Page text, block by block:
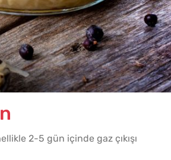
2-5 gün içinde gaz çıkışı